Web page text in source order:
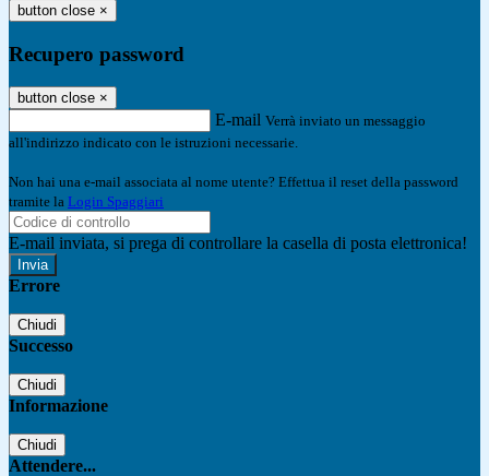
button close ×
Recupero password
button close ×
E-mail Verrà inviato un messaggio
all'indirizzo indicato con le istruzioni necessarie.
Non hai una e-mail associata al nome utente? Effettua il reset della password
tramite la Login Spaggiari
E-mail inviata, si prega di controllare la casella di posta elettronica!
Errore
Chiudi
Successo
Chiudi
Informazione
Chiudi
Attendere...